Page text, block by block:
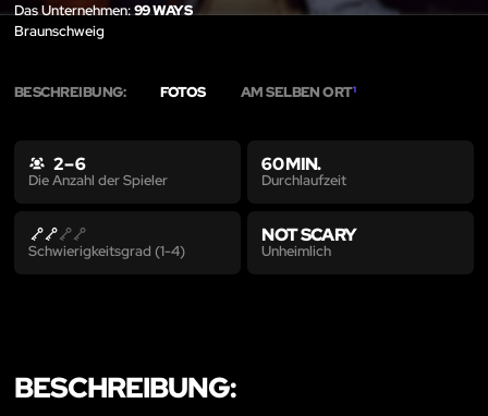
Das Unternehmen:99 WAYS
Braunschweig
BESCHREIBUNG: FOTOS AM SELBEN ORT1
2 – 6
Die Anzahl der Spieler
60 MIN.
Durchlaufzeit
Schwierigkeitsgrad (1-4)
NOT SCARY
Unheimlich
BESCHREIBUNG: